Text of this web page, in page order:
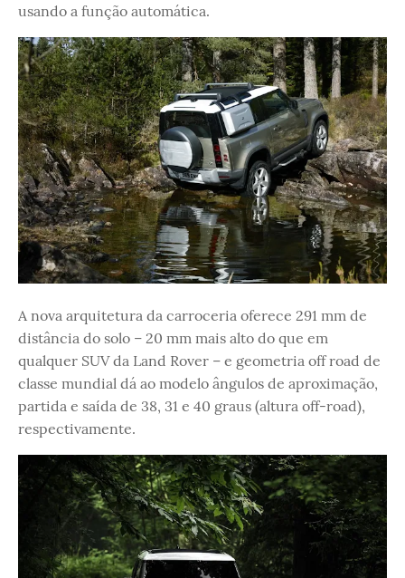
usando a função automática.
A nova arquitetura da carroceria oferece 291 mm de
distância do solo – 20 mm mais alto do que em
qualquer SUV da Land Rover – e geometria off road de
classe mundial dá ao modelo ângulos de aproximação,
partida e saída de 38, 31 e 40 graus (altura off-road),
respectivamente.